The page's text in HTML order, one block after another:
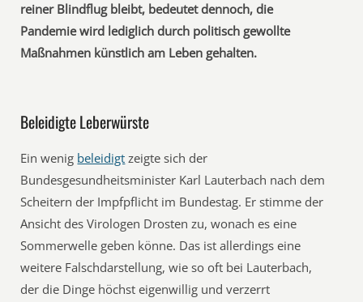
reiner Blindflug bleibt, bedeutet dennoch, die
Pandemie wird lediglich durch politisch gewollte
Maßnahmen künstlich am Leben gehalten.
Beleidigte Leberwürste
Ein wenig beleidigt zeigte sich der
Bundesgesundheitsminister Karl Lauterbach nach dem
Scheitern der Impfpflicht im Bundestag. Er stimme der
Ansicht des Virologen Drosten zu, wonach es eine
Sommerwelle geben könne. Das ist allerdings eine
weitere Falschdarstellung, wie so oft bei Lauterbach,
der die Dinge höchst eigenwillig und verzerrt